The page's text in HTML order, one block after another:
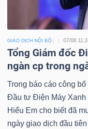
GIAO DỊCH NỘI BỘ 07/08
Tổng Giám đốc
ngàn cp trong
Trong báo cáo công
Đầu tư Điện Máy Xanh
Hiểu Em cho biết đã
ngày giao dịch đầu